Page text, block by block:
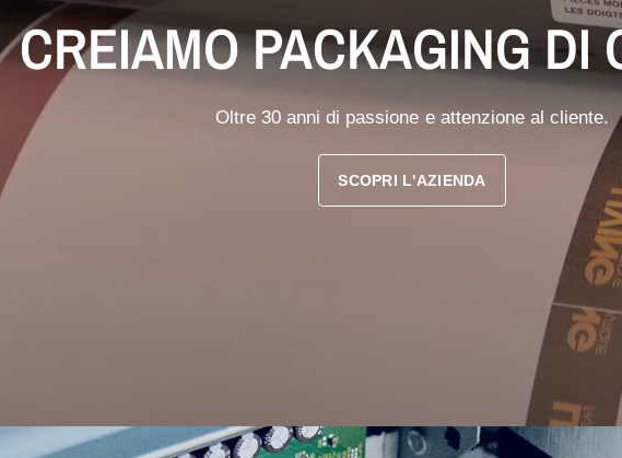
CREIAMO PACKAGING DI
Oltre 30 anni di passione e attenzione al cliente.
SCOPRI L'AZIENDA